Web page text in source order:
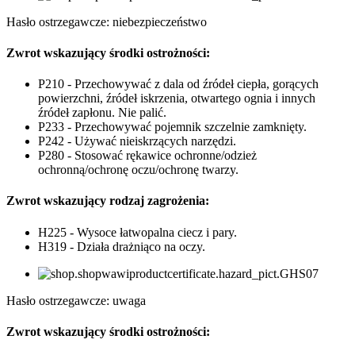
Hasło ostrzegawcze: niebezpieczeństwo
Zwrot wskazujący środki ostrożności:
P210 - Przechowywać z dala od źródeł ciepła, gorących
powierzchni, źródeł iskrzenia, otwartego ognia i innych
źródeł zapłonu. Nie palić.
P233 - Przechowywać pojemnik szczelnie zamknięty.
P242 - Używać nieiskrzących narzędzi.
P280 - Stosować rękawice ochronne/odzież
ochronną/ochronę oczu/ochronę twarzy.
Zwrot wskazujący rodzaj zagrożenia:
H225 - Wysoce łatwopalna ciecz i pary.
H319 - Działa drażniąco na oczy.
Hasło ostrzegawcze: uwaga
Zwrot wskazujący środki ostrożności: